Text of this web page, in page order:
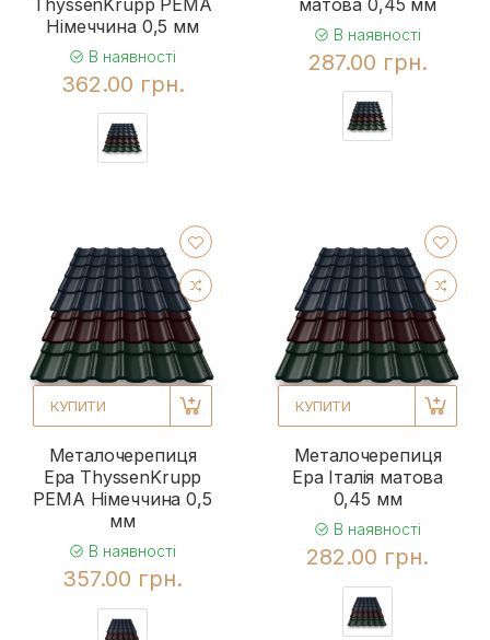
Німеччина 0,5 мм
В наявності
362.00 грн.
В наявності
287.00 грн.
КУПИТИ
Металочерепиця
Ера ThyssenKrupp
PEMA Німеччина 0,5
мм
В наявності
357.00 грн.
КУПИТИ
Металочерепиця
Ера Італія матова
0,45 мм
В наявності
282.00 грн.